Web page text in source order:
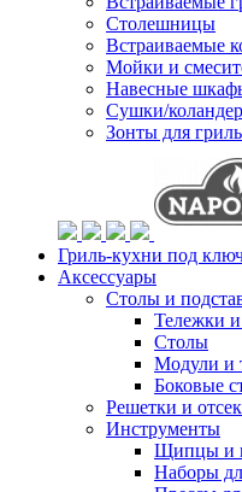
Столешницы
Встраиваемые
Мойки и
Навесные
Сушки/
Зонты для
Гриль-кухни под
Аксессуары
Столы и
Тележки
Столы
Модули и
Боковые
Решетки и
Инструменты
Щипцы и
Наборы